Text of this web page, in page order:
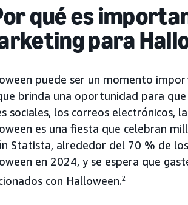
qué es
para
puede ser un momento
brinda una oportunidad para que
sociales, los correos electrónicos,
es una fiesta que celebran
Statista, alrededor del 70 % de
en 2024, y se espera que
con Halloween.2